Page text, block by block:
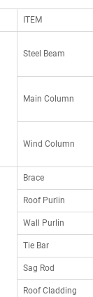
ITEM
Steel Beam
Main Column
Wind Column
Brace
Roof Purlin
Wall Purlin
Tie Bar
Sag Rod
Roof Cladding